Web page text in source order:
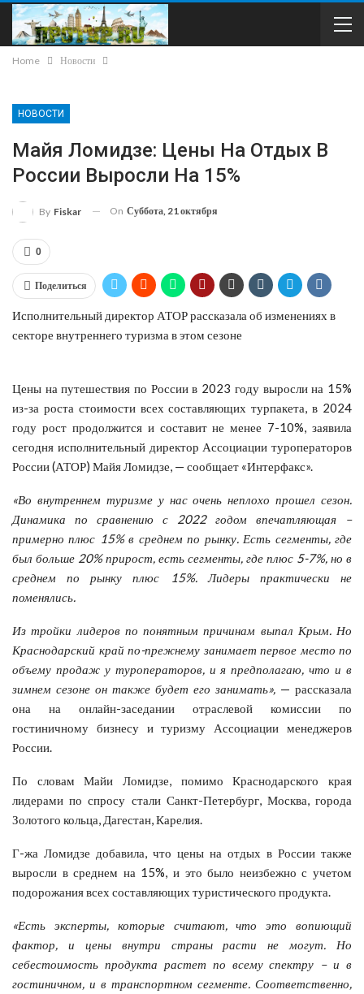
Home Новости
НОВОСТИ
Майя Ломидзе: Цены На Отдых В
России Выросли На 15%
By Fiskar On Суббота, 21 октября
0
Поделиться
Исполнительный директор АТОР рассказала об изменениях в
секторе внутреннего туризма в этом сезоне
Цены на путешествия по России в 2023 году выросли на 15%
из-за роста стоимости всех составляющих турпакета, в 2024
году рост продолжится и составит не менее 7-10%, заявила
сегодня исполнительный директор Ассоциации туроператоров
России (АТОР) Майя Ломидзе, — сообщает «Интерфакс».
«Во внутреннем туризме у нас очень неплохо прошел сезон.
Динамика по сравнению с 2022 годом впечатляющая –
примерно плюс 15% в среднем по рынку. Есть сегменты, где
был больше 20% прирост, есть сегменты, где плюс 5-7%, но в
среднем по рынку плюс 15%. Лидеры практически не
поменялись.
Из тройки лидеров по понятным причинам выпал Крым. Но
Краснодарский край по-прежнему занимает первое место по
объему продаж у туроператоров, и я предполагаю, что и в
зимнем сезоне он также будет его занимать», — рассказала
она на онлайн-заседании отраслевой комиссии по
гостиничному бизнесу и туризму Ассоциации менеджеров
России.
По словам Майи Ломидзе, помимо Краснодарского края
лидерами по спросу стали Санкт-Петербург, Москва, города
Золотого кольца, Дагестан, Карелия.
Г-жа Ломидзе добавила, что цены на отдых в России также
выросли в среднем на 15%, и это было неизбежно с учетом
подорожания всех составляющих туристического продукта.
«Есть эксперты, которые считают, что это вопиющий
фактор, и цены внутри страны расти не могут. Но
себестоимость продукта растет по всему спектру – и в
гостиничном, и в транспортном сегменте. Соответственно,